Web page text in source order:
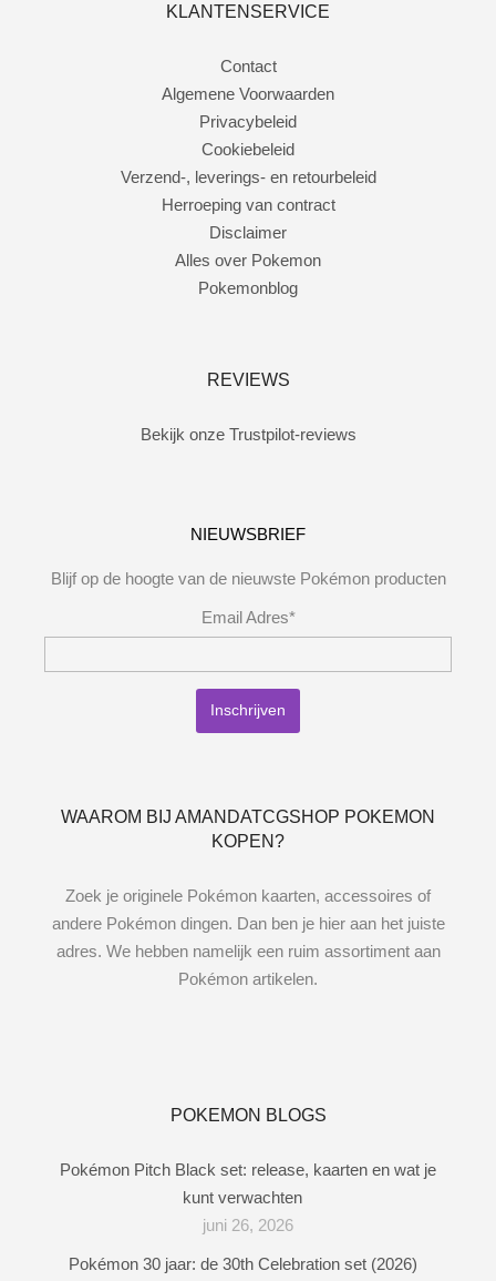
KLANTENSERVICE
Contact
Algemene Voorwaarden
Privacybeleid
Cookiebeleid
Verzend-, leverings- en retourbeleid
Herroeping van contract
Disclaimer
Alles over Pokemon
Pokemonblog
REVIEWS
Bekijk onze Trustpilot-reviews
NIEUWSBRIEF
Blijf op de hoogte van de nieuwste Pokémon producten
Email Adres*
WAAROM BIJ AMANDATCGSHOP POKEMON
KOPEN?
Zoek je originele Pokémon kaarten, accessoires of
andere Pokémon dingen. Dan ben je hier aan het juiste
adres. We hebben namelijk een ruim assortiment aan
Pokémon artikelen.
POKEMON BLOGS
Pokémon Pitch Black set: release, kaarten en wat je
kunt verwachten
juni 26, 2026
Pokémon 30 jaar: de 30th Celebration set (2026)